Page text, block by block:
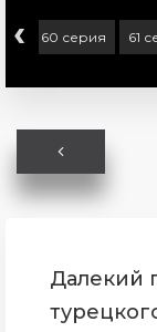
‹ 60 серия 61
Далекий